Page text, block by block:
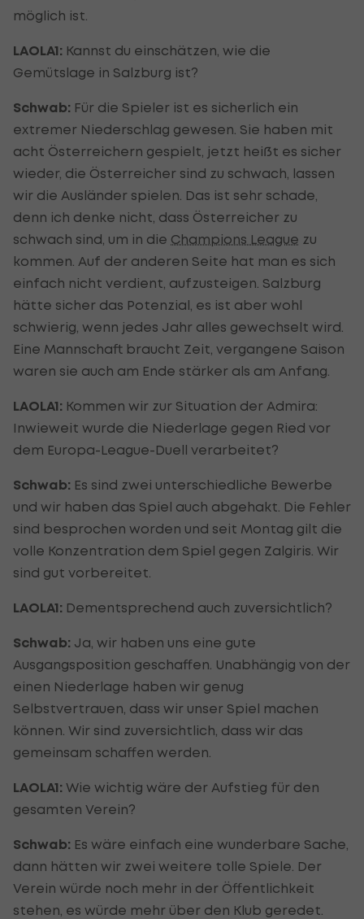
möglich ist.
LAOLA1: Kannst du einschätzen, wie die
Gemütslage in Salzburg ist?
Schwab: Für die Spieler ist es sicherlich ein
extremer Niederschlag gewesen. Sie haben mit
acht Österreichern gespielt, jetzt heißt es sicher
wieder, die Österreicher sind zu schwach, lassen
wir die Ausländer spielen. Das ist sehr schade,
denn ich denke nicht, dass Österreicher zu
schwach sind, um in die Champions League zu
kommen. Auf der anderen Seite hat man es sich
einfach nicht verdient, aufzusteigen. Salzburg
hätte sicher das Potenzial, es ist aber wohl
schwierig, wenn jedes Jahr alles gewechselt wird.
Eine Mannschaft braucht Zeit, vergangene Saison
waren sie auch am Ende stärker als am Anfang.
LAOLA1: Kommen wir zur Situation der Admira:
Inwieweit wurde die Niederlage gegen Ried vor
dem Europa-League-Duell verarbeitet?
Schwab: Es sind zwei unterschiedliche Bewerbe
und wir haben das Spiel auch abgehakt. Die Fehler
sind besprochen worden und seit Montag gilt die
volle Konzentration dem Spiel gegen Zalgiris. Wir
sind gut vorbereitet.
LAOLA1: Dementsprechend auch zuversichtlich?
Schwab: Ja, wir haben uns eine gute
Ausgangsposition geschaffen. Unabhängig von der
einen Niederlage haben wir genug
Selbstvertrauen, dass wir unser Spiel machen
können. Wir sind zuversichtlich, dass wir das
gemeinsam schaffen werden.
LAOLA1: Wie wichtig wäre der Aufstieg für den
gesamten Verein?
Schwab: Es wäre einfach eine wunderbare Sache,
dann hätten wir zwei weitere tolle Spiele. Der
Verein würde noch mehr in der Öffentlichkeit
stehen, es würde mehr über den Klub geredet.